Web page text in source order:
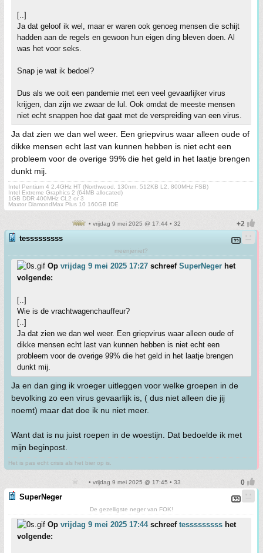
[..]
Ja dat geloof ik wel, maar er waren ook genoeg mensen die schijt
hadden aan de regels en gewoon hun eigen ding bleven doen. Al
was het voor seks.
Snap je wat ik bedoel?
Dus als we ooit een pandemie met een veel gevaarlijker virus
krijgen, dan zijn we zwaar de lul. Ook omdat de meeste mensen
niet echt snappen hoe dat gaat met de verspreiding van een virus.
Ja dat zien we dan wel weer. Een griepvirus waar alleen oude of
dikke mensen echt last van kunnen hebben is niet echt een
probleem voor de overige 99% die het geld in het laatje brengen
dunkt mij.
Intel Pentium 4 2.4GHz HT (Northwood, 130nm, 512KB L2, 800MHz FSB)
Intel Extreme Graphics 2 (64MB allocated)
1GB DDR 400MHz CL2 or 3
Maxtor DiamondMax Plus 10 160GB IDE
• vrijdag 9 mei 2025 @ 17:44 • 32
tesssssssss
meenjeniet?
Op vrijdag 9 mei 2025 17:27 schreef SuperNeger het
volgende:
[..]
Wie is de vrachtwagenchauffeur?
[..]
Ja dat zien we dan wel weer. Een griepvirus waar alleen oude of
dikke mensen echt last van kunnen hebben is niet echt een
probleem voor de overige 99% die het geld in het laatje brengen
dunkt mij.
Ja en dan ging ik vroeger uitleggen voor welke groepen in de
bevolking zo een virus gevaarlijk is, ( dus niet alleen die jij
noemt) maar dat doe ik nu niet meer.
Want dat is nu juist roepen in de woestijn. Dat bedoelde ik met
mijn beginpost.
Het is pas echt crisis als het bier op is.
• vrijdag 9 mei 2025 @ 17:45 • 33
SuperNeger
De gezelligste neger van FOK!
Op vrijdag 9 mei 2025 17:44schreef tesssssssss het
volgende: